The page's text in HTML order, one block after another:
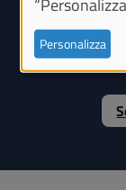
diversità e
Personalizza